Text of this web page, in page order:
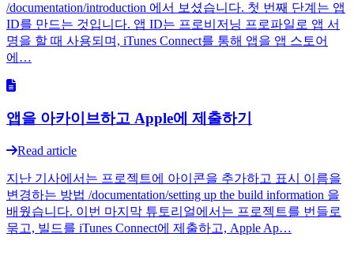
/documentation/introduction 에서 보셨습니다. 첫 번째 단계는 앱
ID를 만드는 것입니다. 앱 ID는 프로비저닝 프로파일로 앱 서
명을 할 때 사용되며, iTunes Connect를 통해 앱을 앱 스토어
에…
앱을 아카이브하고 Apple에 제출하기
Read article
지난 기사에서는 프로젝트에 아이콘을 추가하고 표시 이름을
변경하는 방법 /documentation/setting up the build information 을
배웠습니다. 이번 마지막 튜토리얼에서는 프로젝트를 번들로
묶고, 빌드를 iTunes Connect에 제출하고, Apple Ap…